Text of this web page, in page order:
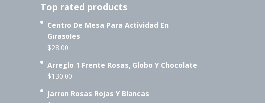
Top rated products
Centro De Mesa Para Actividad En
Girasoles
$28.00
Arreglo 1 Frente Rosas, Globo Y Chocolate
$130.00
Jarron Rosas Rojas Y Blancas